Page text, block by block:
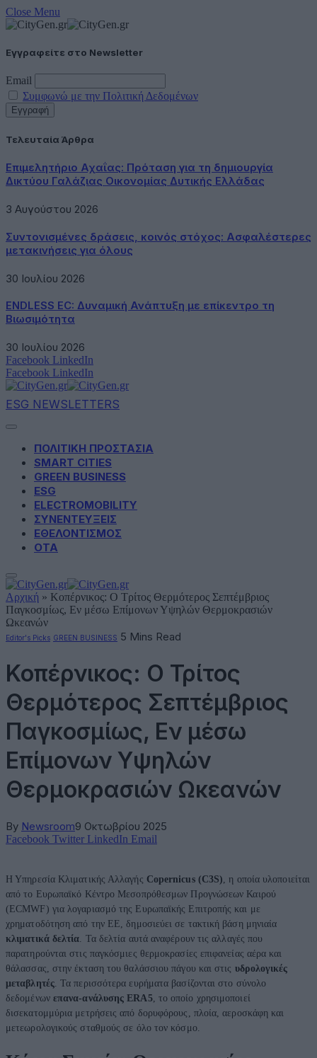
Close Menu
Εγγραφείτε στο Newsletter
Email
Συμφωνώ με την Πολιτική Δεδομένων
Τελευταία Άρθρα
Επιμελητήριο Αχαΐας: Πρόταση για τη δημιουργία
Δικτύου Γαλάζιας Οικονομίας Δυτικής Ελλάδας
3 Αυγούστου 2026
Συντονισμένες δράσεις, κοινός στόχος: Ασφαλέστερες
μετακινήσεις για όλους
30 Ιουλίου 2026
ENDLESS EC: Δυναμική Ανάπτυξη με επίκεντρο τη
Βιωσιμότητα
30 Ιουλίου 2026
Facebook LinkedIn
Facebook LinkedIn
ESG NEWSLETTERS
ΠΟΛΙΤΙΚΗ ΠΡΟΣΤΑΣΙΑ
SMART CITIES
GREEN BUSINESS
ESG
ELECTROMOBILITY
ΣΥΝΕΝΤΕΥΞΕΙΣ
ΕΘΕΛΟΝΤΙΣΜΟΣ
ΟΤΑ
Αρχική » Κοπέρνικος: Ο Τρίτος Θερμότερος Σεπτέμβριος
Παγκοσμίως, Εν μέσω Επίμονων Υψηλών Θερμοκρασιών
Ωκεανών
Editor's Picks GREEN BUSINESS 5 Mins Read
Κοπέρνικος: Ο Τρίτος
Θερμότερος Σεπτέμβριος
Παγκοσμίως, Εν μέσω
Επίμονων Υψηλών
Θερμοκρασιών Ωκεανών
By Newsroom9 Οκτωβρίου 2025
Facebook Twitter LinkedIn Email
Η Υπηρεσία Κλιματικής Αλλαγής Copernicus (C3S), η οποία υλοποιείται
από το Ευρωπαϊκό Κέντρο Μεσοπρόθεσμων Προγνώσεων Καιρού
(ECMWF) για λογαριασμό της Ευρωπαϊκής Επιτροπής και με
χρηματοδότηση από την ΕΕ, δημοσιεύει σε τακτική βάση μηνιαία
κλιματικά δελτία. Τα δελτία αυτά αναφέρουν τις αλλαγές που
παρατηρούνται στις παγκόσμιες θερμοκρασίες επιφανείας αέρα και
θάλασσας, στην έκταση του θαλάσσιου πάγου και στις υδρολογικές
μεταβλητές. Τα περισσότερα ευρήματα βασίζονται στο σύνολο
δεδομένων επανα-ανάλυσης ERA5, το οποίο χρησιμοποιεί
δισεκατομμύρια μετρήσεις από δορυφόρους, πλοία, αεροσκάφη και
μετεωρολογικούς σταθμούς σε όλο τον κόσμο.